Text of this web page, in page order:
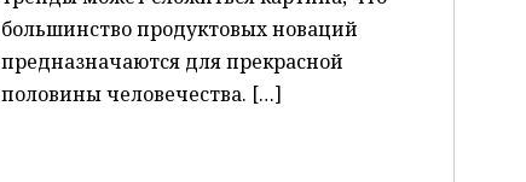
большинство продуктовых новаций
предназначаются для прекрасной
половины человечества. […]